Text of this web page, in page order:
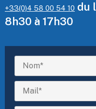
+33(0)4 58 00 54 10 du
8h30 à 17h30